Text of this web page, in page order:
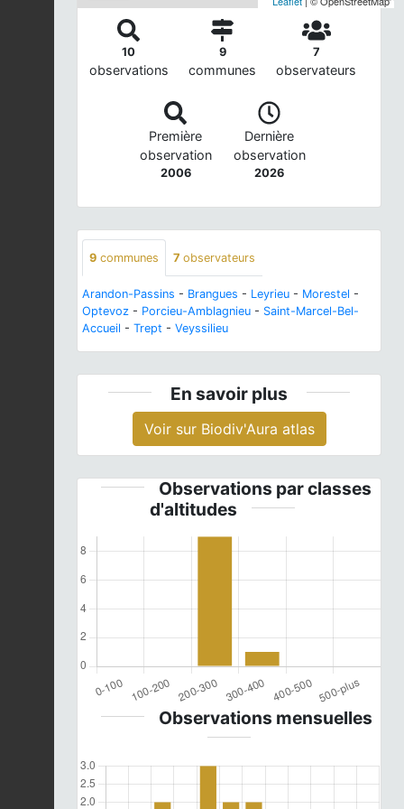
10
observations
9
communes
7
observateurs
Première
observation
2006
Dernière
observation
2026
9 communes 7 observateurs
Arandon-Passins - Brangues - Leyrieu - Morestel -
Optevoz - Porcieu-Amblagnieu - Saint-Marcel-Bel-
Accueil - Trept - Veyssilieu
En savoir plus
Voir sur Biodiv'Aura atlas
Observations par classes
d'altitudes
Observations mensuelles